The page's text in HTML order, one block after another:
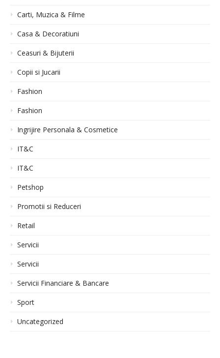
Carti, Muzica & Filme
Casa & Decoratiuni
Ceasuri & Bijuterii
Copii si Jucarii
Fashion
Fashion
Ingrijire Personala & Cosmetice
IT&C
IT&C
Petshop
Promotii si Reduceri
Retail
Servicii
Servicii
Servicii Financiare & Bancare
Sport
Uncategorized